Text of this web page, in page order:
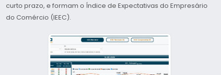
curto prazo, e formam o Índice de Expectativas do Empresário
do Comércio (IEEC).